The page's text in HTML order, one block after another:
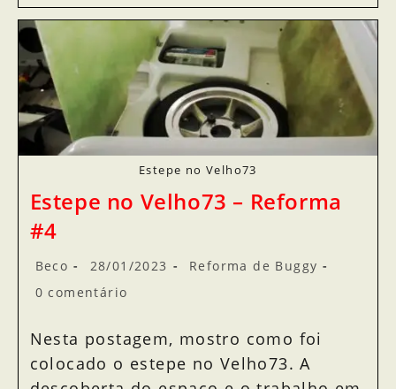
Estepe no Velho73
Estepe no Velho73 – Reforma
#4
Beco 28/01/2023
Reforma de Buggy
0 comentário
Nesta postagem, mostro como foi
colocado o estepe no Velho73. A